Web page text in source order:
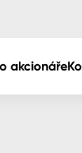
akcionáře